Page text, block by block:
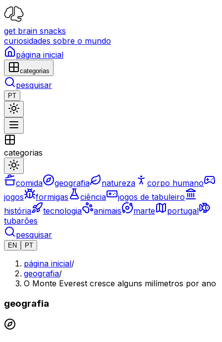
get brain snacks
curiosidades sobre o mundo
página inicial
categorias
pesquisar
PT
categorias
comida geografia natureza
corpo humano
jogos
formigas ciência
jogos de tabuleiro
história
tecnologia animais marte
portugal
tubarões
pesquisar
EN PT
página inicial/
geografia/
O Monte Everest cresce alguns milímetros por ano
geografia